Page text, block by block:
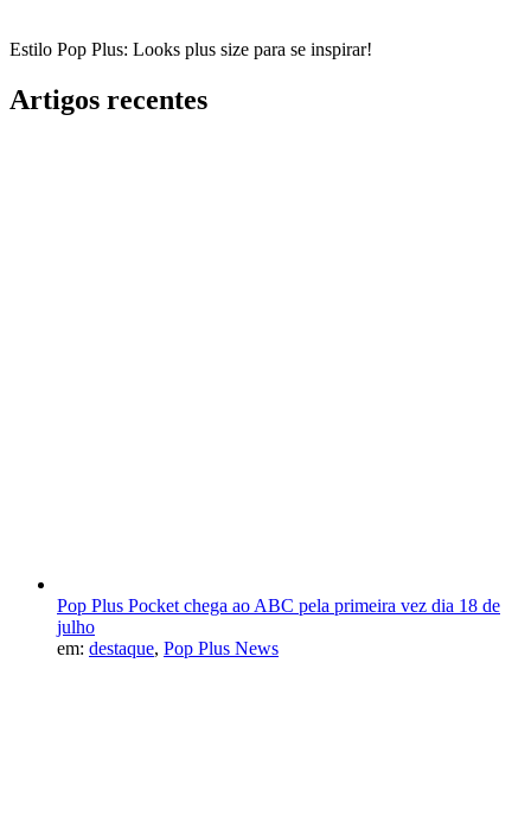
Estilo Pop Plus: Looks plus size para se inspirar!
Artigos recentes
Pop Plus Pocket chega ao ABC pela primeira vez dia 18 de
julho
em: destaque, Pop Plus News